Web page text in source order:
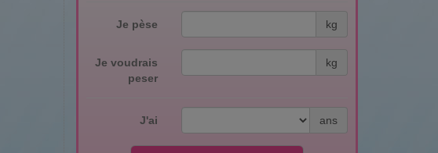
Je pèse kg
Je voudrais
peser
kg
J'ai ans